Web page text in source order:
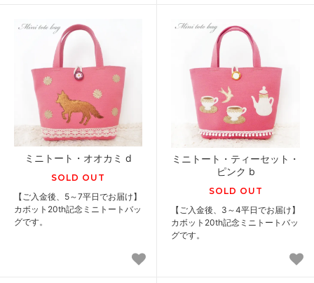
ミニトート・オオカミ d
SOLD OUT
【ご入金後、5～7平日でお届け】
カボット20th記念ミニトートバッ
グです。
ミニトート・ティーセット・
ピンク b
SOLD OUT
【ご入金後、3～4平日でお届け】
カボット20th記念ミニトートバッ
グです。